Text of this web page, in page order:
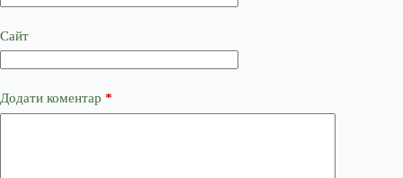
Сайт
Додати коментар *